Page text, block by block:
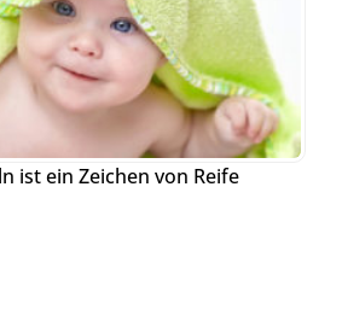
ist ein Zeichen von Reife